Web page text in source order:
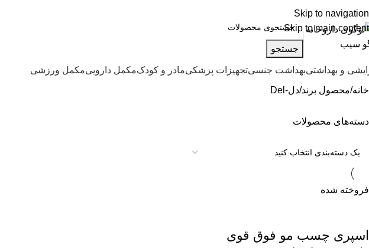
Skip to navigation
Skip to main content
تماس پشتیبانی: 0417190
جستجو
و بهداشتیبهداشت جنسیتجهیزات پزشکیمادر و کودکمکمل داروییمکمل ورزشی
خانه محصول برند دل-Del
دسته‌های محصولات
فروخته شده
اسپری چسب مو فوق قوی